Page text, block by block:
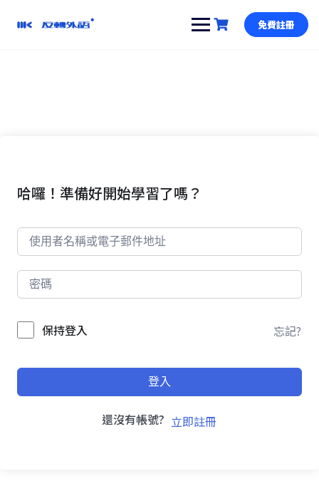
免費註冊
哈囉！準備好開始學習了嗎？
保持登入 忘記?
登入
還沒有帳號? 立即註冊